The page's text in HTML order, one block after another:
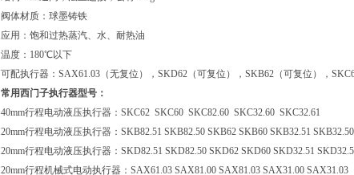
阀体材质：球墨铸铁
应用：饱和过热蒸汽、水、耐热油
温度：180℃以下
可配执行器：SAX61.03（无复位），SKD62（可复位），SKB62（可复位），
常用西门子执行器型号：
40mm行程电动液压执行器：SKC62 SKC60 SKC82.60 SKC32.60 SKC32.61
20mm行程电动液压执行器：SKB82.51 SKB82.50 SKB62 SKB60 SKB32.51 SKB32.50
20mm行程电动液压执行器：SKD82.51 SKD82.50 SKD62 SKD60 SKD32.51
20mm行程机械式电动执行器：SAX61.03 SAX81.00 SAX81.03 SAX31.00 SAX31.03